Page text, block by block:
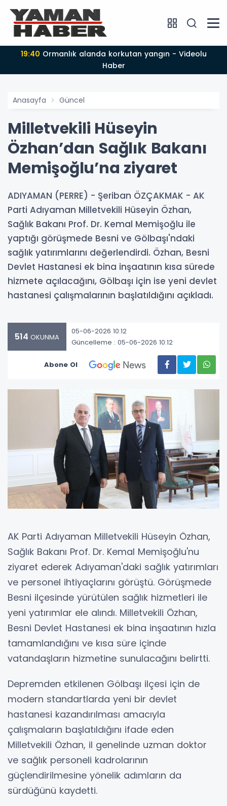
19:40
Haber
Anasayfa Güncel
Milletvekili Hüseyin
Özhan’dan Sağlık Bakanı
Memişoğlu’na ziyaret
ADIYAMAN (PERRE) - Şeriban ÖZÇAKMAK - AK
Parti Adıyaman Milletvekili Hüseyin Özhan,
Sağlık Bakanı Prof. Dr. Kemal Memişoğlu ile
yaptığı görüşmede Besni ve Gölbaşı'ndaki
sağlık yatırımlarını değerlendirdi. Özhan, Besni
Devlet Hastanesi ek bina inşaatının kısa sürede
hizmete açılacağını, Gölbaşı için ise yeni devlet
hastanesi çalışmalarının başlatıldığını açıkladı.
514 OKUNMA
05-06-2026 10:12
Güncelleme : 05-06-2026 10:12
Abone Ol
AK Parti Adıyaman Milletvekili Hüseyin Özhan,
Sağlık Bakanı Prof. Dr. Kemal Memişoğlu'nu
ziyaret ederek Adıyaman'daki sağlık yatırımları
ve personel ihtiyaçlarını görüştü. Görüşmede
Besni ilçesinde yürütülen sağlık hizmetleri ile
yeni yatırımlar ele alındı. Milletvekili Özhan,
Besni Devlet Hastanesi ek bina inşaatının hızla
tamamlandığını ve kısa süre içinde
vatandaşların hizmetine sunulacağını belirtti.
Depremden etkilenen Gölbaşı ilçesi için de
modern standartlarda yeni bir devlet
hastanesi kazandırılması amacıyla
çalışmaların başlatıldığını ifade eden
Milletvekili Özhan, il genelinde uzman doktor
ve sağlık personeli kadrolarının
güçlendirilmesine yönelik adımların da
sürdüğünü kaydetti.